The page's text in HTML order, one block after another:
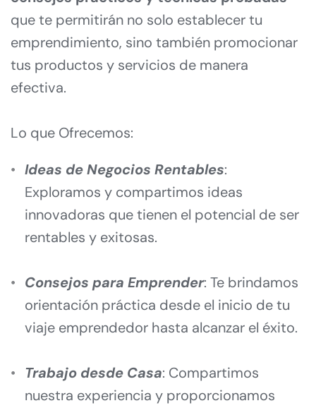
que te permitirán no solo establecer tu
emprendimiento, sino también promocionar
tus productos y servicios de manera
efectiva.
Lo que Ofrecemos:
Ideas de Negocios Rentables:
Exploramos y compartimos ideas
innovadoras que tienen el potencial de ser
rentables y exitosas.
Consejos para Emprender: Te brindamos
orientación práctica desde el inicio de tu
viaje emprendedor hasta alcanzar el éxito.
Trabajo desde Casa: Compartimos
nuestra experiencia y proporcionamos